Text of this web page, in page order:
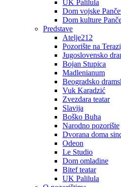
UK Palilula
Dom vojske
Dom kulture
Predstave
Atelje212
Pozorište na
Jugoslovensko
Bojan Stupica
Madlenianum
Beogradsko
Vuk Karadzić
Zvezdara teatar
Slavija
Boško Buha
Narodno pozorište
Dvorana doma
Odeon
Le Studio
Dom omladine
Bitef teatar
UK Palilula